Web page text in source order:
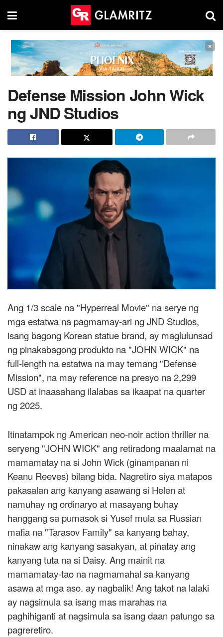
×
Defense Mission John Wick
ng JND Studios
Ang 1/3 scale na "Hyperreal Movie" na serye ng
mga estatwa na pagmamay-ari ng JND Studios,
isang bagong Korean statue brand, ay maglulunsad
ng pinakabagong produkto na "JOHN WICK" na
full-length na estatwa na may temang "Defense
Mission", na may reference na presyo na 2,299
USD at inaasahang ilalabas sa ikaapat na quarter
ng 2025.
Itinatampok ng American neo-noir action thriller na
seryeng "JOHN WICK" ang retiradong maalamat na
mamamatay na si John Wick (ginampanan ni
Keanu Reeves) bilang bida. Nagretiro siya matapos
pakasalan ang kanyang asawang si Helen at
namuhay ng ordinaryo at masayang buhay
hanggang sa pumasok si Yusef mula sa Russian
mafia na "Tarasov Family" sa kanyang bahay,
ninakaw ang kanyang sasakyan, at pinatay ang
kanyang tuta na si Daisy. Ang mainit na
mamamatay-tao na nagmamahal sa kanyang
asawa at mga aso. ay nagbalik! Ang takot na lalaki
ay nagsimula sa isang mas marahas na
paghihiganti at nagsimula sa isang daan patungo sa
pagreretiro.